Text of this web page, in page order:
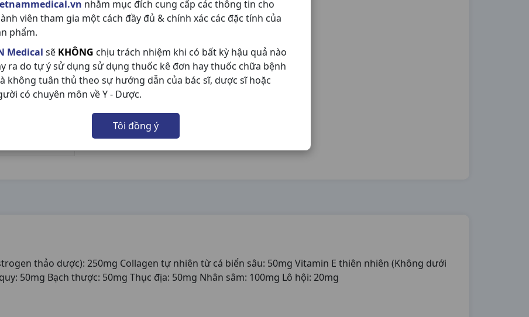
nhằm mục đích cung cấp các thông tin cho
viên tham gia một cách đầy đủ & chính xác các đặc tính của
phẩm.
Medical sẽ KHÔNG chịu trách nhiệm khi có bất kỳ hậu quả nào
ra do tự ý sử dụng sử dụng thuốc kê đơn hay thuốc chữa bệnh
không tuân thủ theo sự hướng dẫn của bác sĩ, dược sĩ hoặc
có chuyên môn về Y - Dược.
Tôi đồng ý
thảo dược): 250mg Collagen tự nhiên từ cá biển sâu: 50mg Vitamin E thiên nhiên (Không dưới
50mg Bạch thược: 50mg Thục địa: 50mg Nhân sâm: 100mg Lô hội: 20mg